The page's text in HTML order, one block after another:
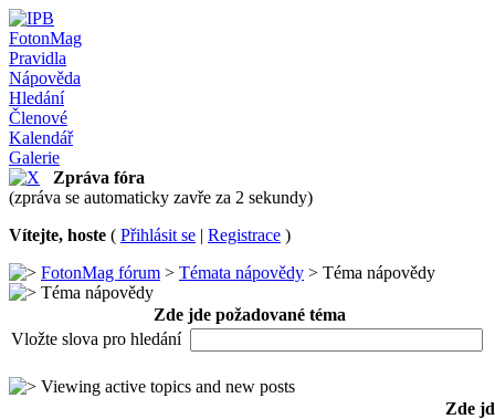
FotonMag
Pravidla
Nápověda
Hledání
Členové
Kalendář
Galerie
Zpráva fóra
(zpráva se automaticky zavře za 2 sekundy)
Vítejte, hoste ( Přihlásit se | Registrace )
FotonMag fórum > Témata nápovědy > Téma nápovědy
Téma nápovědy
Zde jde požadované téma
Vložte slova pro hledání
Viewing active topics and new posts
Zde